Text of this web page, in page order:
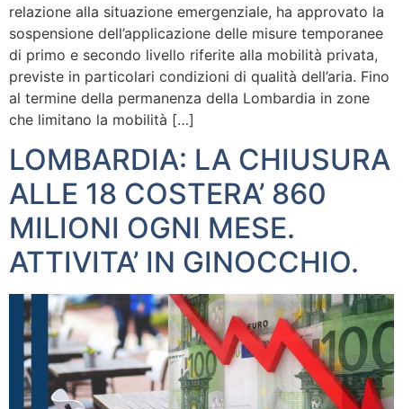
relazione alla situazione emergenziale, ha approvato la
sospensione dell’applicazione delle misure temporanee
di primo e secondo livello riferite alla mobilità privata,
previste in particolari condizioni di qualità dell’aria. Fino
al termine della permanenza della Lombardia in zone
che limitano la mobilità […]
LOMBARDIA: LA CHIUSURA
ALLE 18 COSTERA’ 860
MILIONI OGNI MESE.
ATTIVITA’ IN GINOCCHIO.